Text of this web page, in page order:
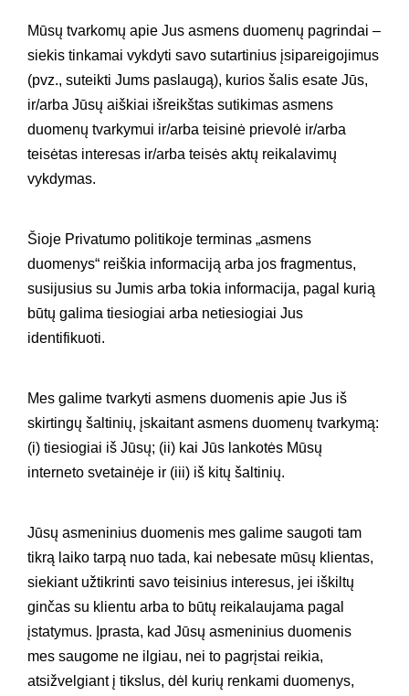
Mūsų tvarkomų apie Jus asmens duomenų pagrindai –
siekis tinkamai vykdyti savo sutartinius įsipareigojimus
(pvz., suteikti Jums paslaugą), kurios šalis esate Jūs,
ir/arba Jūsų aiškiai išreikštas sutikimas asmens
duomenų tvarkymui ir/arba teisinė prievolė ir/arba
teisėtas interesas ir/arba teisės aktų reikalavimų
vykdymas.
Šioje Privatumo politikoje terminas „asmens
duomenys“ reiškia informaciją arba jos fragmentus,
susijusius su Jumis arba tokia informacija, pagal kurią
būtų galima tiesiogiai arba netiesiogiai Jus
identifikuoti.
Mes galime tvarkyti asmens duomenis apie Jus iš
skirtingų šaltinių, įskaitant asmens duomenų tvarkymą:
(i) tiesiogiai iš Jūsų; (ii) kai Jūs lankotės Mūsų
interneto svetainėje ir (iii) iš kitų šaltinių.
Jūsų asmeninius duomenis mes galime saugoti tam
tikrą laiko tarpą nuo tada, kai nebesate mūsų klientas,
siekiant užtikrinti savo teisinius interesus, jei iškiltų
ginčas su klientu arba to būtų reikalaujama pagal
įstatymus. Įprasta, kad Jūsų asmeninius duomenis
mes saugome ne ilgiau, nei to pagrįstai reikia,
atsižvelgiant į tikslus, dėl kurių renkami duomenys,